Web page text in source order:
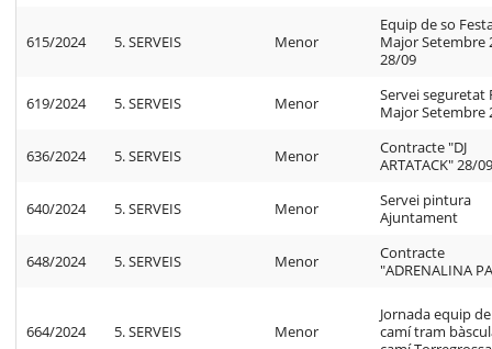
615/2024 5. SERVEIS Menor
Equip de so
Major Setembre
28/09
619/2024 5. SERVEIS Menor
Servei seguretat
Major Setembre
636/2024 5. SERVEIS Menor
Contracte "DJ
ARTATACK" 28/
640/2024 5. SERVEIS Menor
Servei pintura
Ajuntament
648/2024 5. SERVEIS Menor
Contracte
"ADRENALINA
664/2024 5. SERVEIS Menor
Jornada equip
camí tram